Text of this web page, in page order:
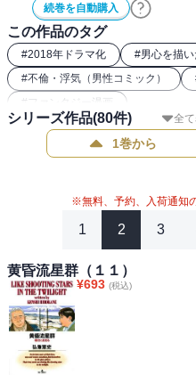
続巻を自動購入
この作品のタグ
#2018年ドラマ化 #男心を描
#不倫・浮気（男性コミック）
# ファンタジー漫画
全
シリーズ作品(80件)
1巻から
※無料、予約、入荷通知
1 2 3
黄昏流星群（１１）
¥693 (税込)